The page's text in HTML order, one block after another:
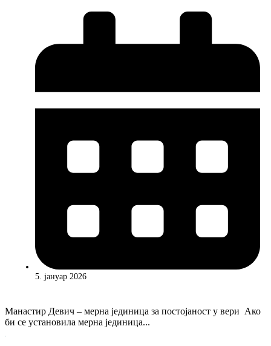
5. јануар 2026
Mанастир Девич – мерна јединица за постојаност у вери Ако
би се установила мерна јединица...